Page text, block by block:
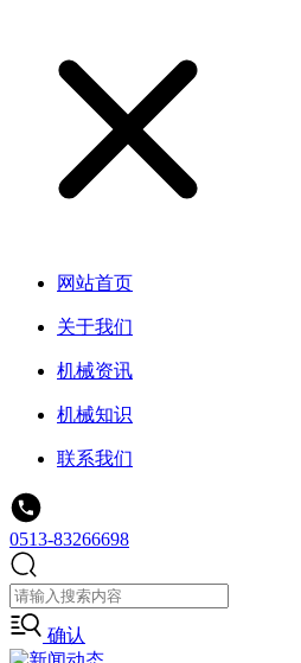
网站首页
关于我们
机械资讯
机械知识
联系我们
0513-83266698
确认